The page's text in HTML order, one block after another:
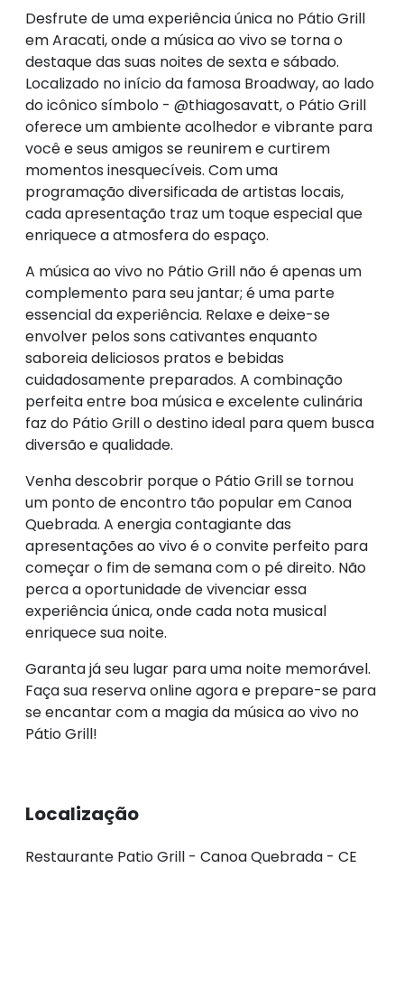
Desfrute de uma experiência única no Pátio Grill
em Aracati, onde a música ao vivo se torna o
destaque das suas noites de sexta e sábado.
Localizado no início da famosa Broadway, ao lado
do icônico símbolo - @thiagosavatt, o Pátio Grill
oferece um ambiente acolhedor e vibrante para
você e seus amigos se reunirem e curtirem
momentos inesquecíveis. Com uma
programação diversificada de artistas locais,
cada apresentação traz um toque especial que
enriquece a atmosfera do espaço.
A música ao vivo no Pátio Grill não é apenas um
complemento para seu jantar; é uma parte
essencial da experiência. Relaxe e deixe-se
envolver pelos sons cativantes enquanto
saboreia deliciosos pratos e bebidas
cuidadosamente preparados. A combinação
perfeita entre boa música e excelente culinária
faz do Pátio Grill o destino ideal para quem busca
diversão e qualidade.
Venha descobrir porque o Pátio Grill se tornou
um ponto de encontro tão popular em Canoa
Quebrada. A energia contagiante das
apresentações ao vivo é o convite perfeito para
começar o fim de semana com o pé direito. Não
perca a oportunidade de vivenciar essa
experiência única, onde cada nota musical
enriquece sua noite.
Garanta já seu lugar para uma noite memorável.
Faça sua reserva online agora e prepare-se para
se encantar com a magia da música ao vivo no
Pátio Grill!
Localização
Restaurante Patio Grill - Canoa Quebrada - CE